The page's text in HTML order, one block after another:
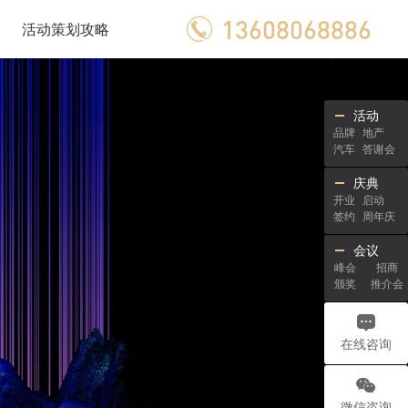
活动策划攻略 13608068886
活动
品牌 地产
汽车 答谢会
庆典
开业
启动
签约 周年庆
会议
峰会
招商
颁奖
推介会
在线咨询